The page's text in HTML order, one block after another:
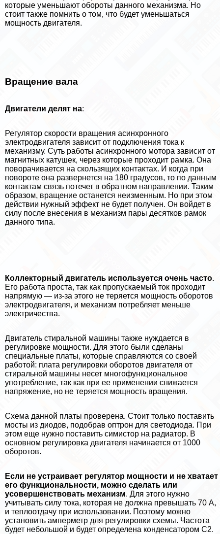
которые уменьшают обороты данного механизма. Но
стоит также помнить о том, что будет уменьшаться
мощность двигателя.
Вращение вала
Двигатели делят на:
Регулятор скорости вращения асинхронного
электродвигателя зависит от подключения тока к
механизму. Суть работы асинхронного мотора зависит от
магнитных катушек, через которые проходит рамка. Она
поворачивается на скользящих контактах. И когда при
повороте она развернется на 180 градусов, то по данным
контактам связь потечет в обратном направлении. Таким
образом, вращение останется неизменным. Но при этом
действии нужный эффект не будет получен. Он войдет в
силу после внесения в механизм пары десятков рамок
данного типа.
Коллекторный двигатель используется очень часто.
Его работа проста, так как пропускаемый ток проходит
напрямую — из-за этого не теряется мощность оборотов
электродвигателя, и механизм потрeбляет меньше
электричества.
Двигатель стиральной машины также нуждается в
регулировке мощности. Для этого были сделаны
специальные платы, которые справляются со своей
работой: плата регулировки оборотов двигателя от
стиральной машины несет многофункциональное
употрeбление, так как при ее применении снижается
напряжение, но не теряется мощность вращения.
Схема данной платы проверена. Стоит только поставить
мосты из диодов, подобрав оптрон для светодиода. При
этом еще нужно поставить симистор на радиатор. В
основном регулировка двигателя начинается от 1000
оборотов.
Если не устраивает регулятор мощности и не хватает
его функциональности, можно сделать или
усовершенствовать механизм. Для этого нужно
учитывать силу тока, которая не должна превышать 70 А,
и теплоотдачу при использовании. Поэтому можно
установить амперметр для регулировки схемы. Частота
будет небольшой и будет определена конденсатором С2.